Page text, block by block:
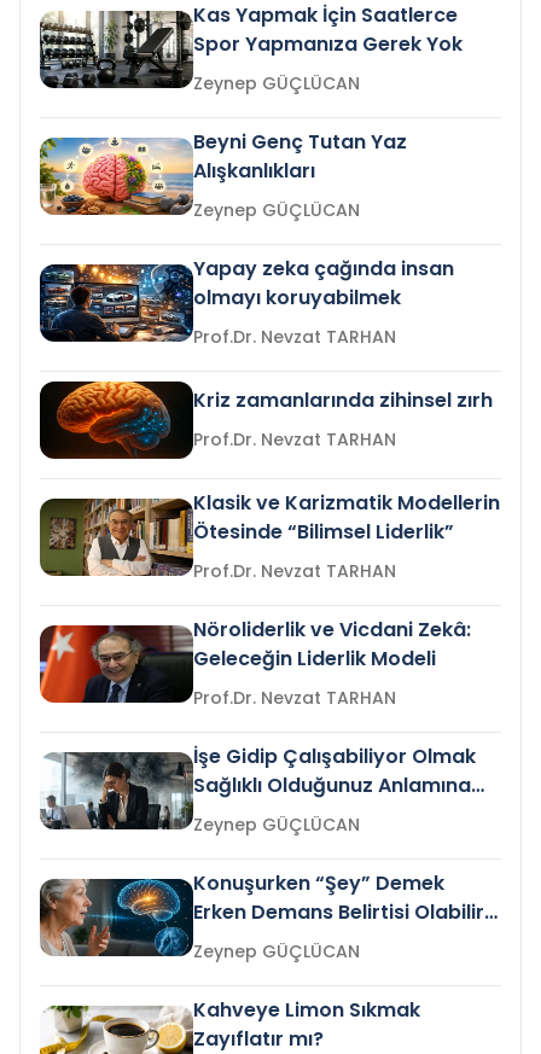
Kas Yapmak İçin Saatlerce
Spor Yapmanıza Gerek Yok
Zeynep GÜÇLÜCAN
Beyni Genç Tutan Yaz
Alışkanlıkları
Zeynep GÜÇLÜCAN
Yapay zeka çağında insan
olmayı koruyabilmek
Prof.Dr. Nevzat TARHAN
Kriz zamanlarında zihinsel zırh
Prof.Dr. Nevzat TARHAN
Klasik ve Karizmatik Modellerin
Ötesinde “Bilimsel Liderlik”
Prof.Dr. Nevzat TARHAN
Nöroliderlik ve Vicdani Zekâ:
Geleceğin Liderlik Modeli
Prof.Dr. Nevzat TARHAN
İşe Gidip Çalışabiliyor Olmak
Sağlıklı Olduğunuz Anlamına
Gelir mi?Zeynep GÜÇLÜCAN
Konuşurken “Şey” Demek
Erken Demans Belirtisi Olabilir
mi?
Zeynep GÜÇLÜCAN
Kahveye Limon Sıkmak
Zayıflatır mı?